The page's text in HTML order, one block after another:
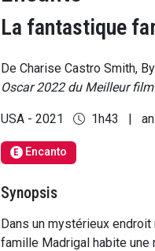
La fantastique
De Charise Castro Smith,
Oscar 2022 du Meilleur
USA - 2021 1h43 |
E Encanto
Synopsis
Dans un mystérieux
famille Madrigal habite une